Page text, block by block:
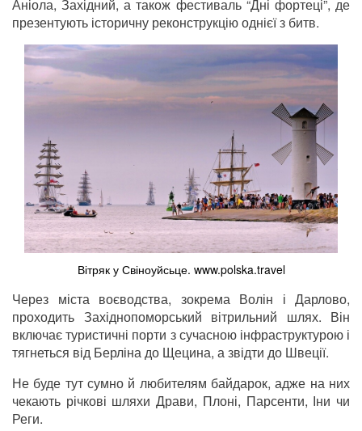
Аніола, Західний, а також фестиваль “Дні фортеці”, де
презентують історичну реконструкцію однієї з битв.
Вітряк у Свіноуйсьце. www.polska.travel
Через міста воєводства, зокрема Волін і Дарлово,
проходить Західнопоморський вітрильний шлях. Він
включає туристичні порти з сучасною інфраструктурою і
тягнеться від Берліна до Щецина, а звідти до Швеції.
Не буде тут сумно й любителям байдарок, адже на них
чекають річкові шляхи Драви, Плоні, Парсенти, Іни чи
Реги.